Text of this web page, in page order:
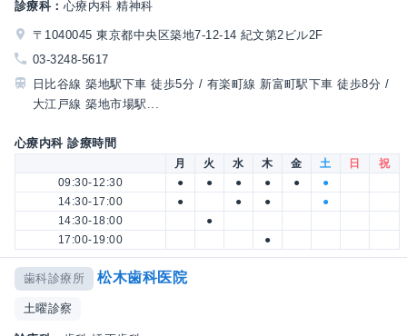
診療科： 心療内科 精神科
〒1040045 東京都中央区築地7-12-14 紀文第2ビル2F
03-3248-5617
日比谷線 築地駅下車 徒歩5分 / 有楽町線 新富町駅下車 徒歩8分 /
大江戸線 築地市場駅...
心療内科 診療時間
月 火 水 木 金 土 日
祝
09:30-12:30
● ● ● ● ●
●
14:30-17:00
● ● ●
●
14:30-18:00
●
17:00-19:00
●
歯科診療所 松木歯科医院
土曜診察